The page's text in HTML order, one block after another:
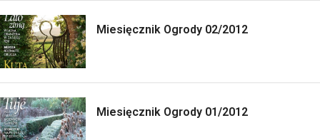
Miesięcznik Ogrody 02/2012
Miesięcznik Ogrody 01/2012